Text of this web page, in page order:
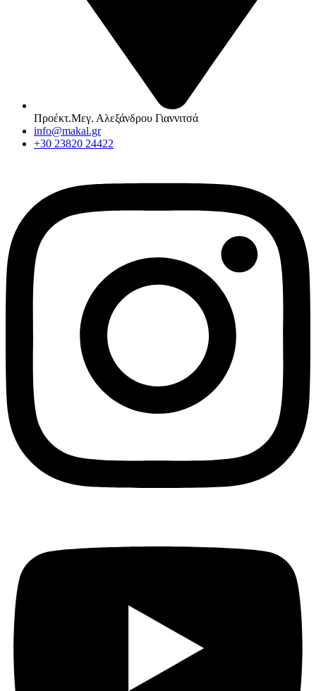
Προέκτ.Μεγ. Αλεξάνδρου Γιαννιτσά
info@makal.gr
+30 23820 24422